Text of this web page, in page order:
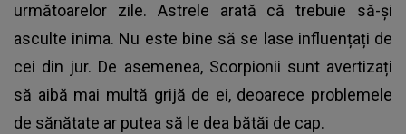
următoarelor zile. Astrele arată că trebuie să-și
asculte inima. Nu este bine să se lase influențați de
cei din jur. De asemenea, Scorpionii sunt avertizați
să aibă mai multă grijă de ei, deoarece problemele
de sănătate ar putea să le dea bătăi de cap.